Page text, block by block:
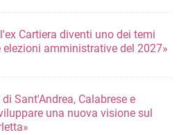
Cartiera diventi uno dei temi
elezioni amministrative del 2027»
Sant'Andrea, Calabrese e
una nuova visione sul